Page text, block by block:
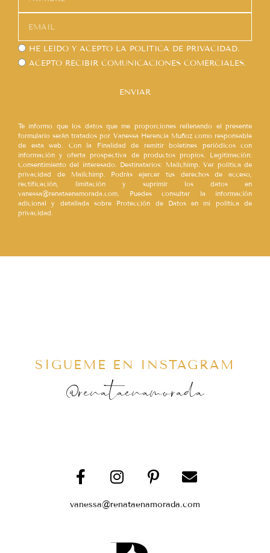
HE LEÍDO Y ACEPTO LA POLÍTICA DE PRIVACIDAD.
ACEPTO RECIBIR COMUNICACIONES COMERCIALES.
ENVIAR
Te informo que los datos que me proporciones rellenando el presente
formulario serán tratados por Vanessa Herencia Muñoz como responsable
de esta web. Con la Finalidad de remitir boletines periódicos con
información y oferta prospectiva de productos propios. Legitimación:
Consentimiento del interesado. Destinatarios: Mailchimp. Ver política de
privacidad de Mailchimp. Podrás ejercer tus derechos de acceso,
rectificación, limitación y suprimir los datos en
vanessa@renataenamorada.com. Puedes consultar la información
adicional y detallada sobre Protección de Datos en mi política de
privacidad.
SÍGUEME EN INSTAGRAM
@renataenamorada
vanessa@renataenamorada.com